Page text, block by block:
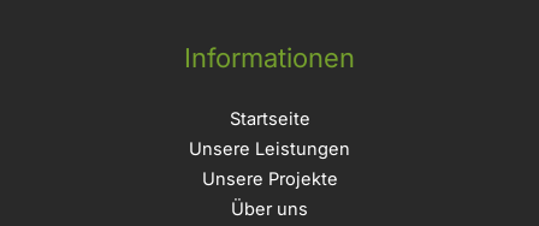
Informationen
Startseite
Unsere Leistungen
Unsere Projekte
Über uns